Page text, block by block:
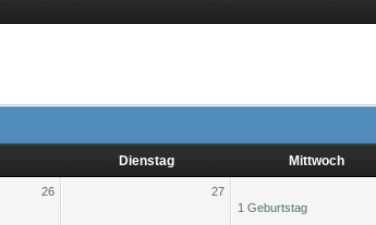
Dienstag Mittwoch
26 27
1 Geburtstag